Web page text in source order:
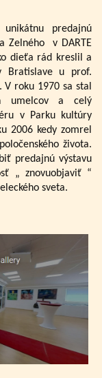
predajnú
Zelného
v DARTE
dieťa rád kreslil a
Bratislave u prof.
V roku 1970 sa stal
umelcov a celý
v Parku kultúry
2006 kedy zomrel
života.
predajnú výstavu
„ znovuobjaviť “
sveta.